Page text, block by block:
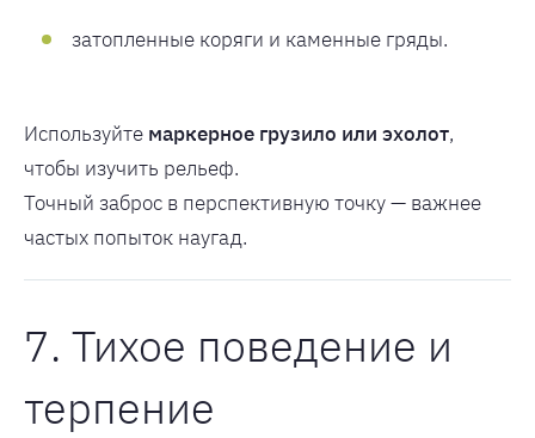
затопленные коряги и каменные гряды.
Используйте маркерное грузило или эхолот,
чтобы изучить рельеф.
Точный заброс в перспективную точку — важнее
частых попыток наугад.
7. Тихое поведение и
терпение